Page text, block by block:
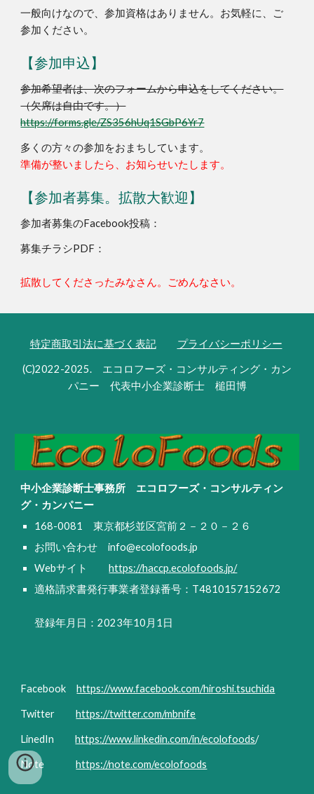
一般向けなので、参加資格はありません。お気軽に、ご
参加ください。
【参加申込】
参加希望者は、次のフォームから申込をしてください。
（欠席は自由です。）
https://forms.gle/ZS356hUq1SGbP6Yr7
多くの方々の参加をおまちしています。
準備が整いましたら、お知らせいたします。
【参加者募集。拡散大歓迎】
参加者募集のFacebook投稿：
募集チラシPDF：
拡散してくださったみなさん。ごめんなさい。
特定商取引法に基づく表記 プライバシーポリシー
(C)2022-2025. エコロフーズ・コンサルティング・カン
パニー 代表中小企業診断士 槌田博
中小企業診断士事務所 エコロフーズ・コンサルティン
グ・カンパニー
168-0081 東京都杉並区宮前２－２０－２６
お問い合わせinfo@ecolofoods.jp
Webサイトhttps://haccp.ecolofoods.jp/
適格請求書発行事業者登録番号：T4810157152672
登録年月日：2023年10月1日
Facebookhttps://www.facebook.com/hiroshi.tsuchida
Twitterhttps://twitter.com/mbnife
LinedInhttps://www.linkedin.com/in/ecolofoods/
Notehttps://note.com/ecolofoods